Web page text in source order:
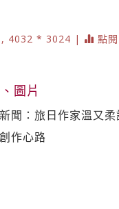
4032 * 3024 | 點
圖片
聞：旅日作家溫又柔
作心路